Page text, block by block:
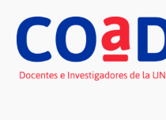
contenido